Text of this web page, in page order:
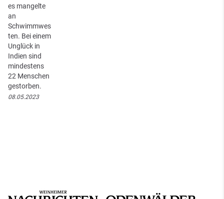
es mangelte
an
Schwimmwes
ten. Bei einem
Unglück in
Indien sind
mindestens
22 Menschen
gestorben.
08.05.2023